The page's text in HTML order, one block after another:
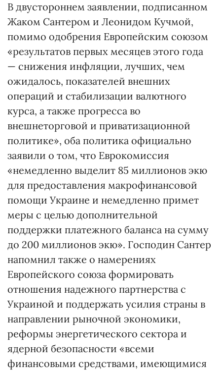
В двустороннем заявлении, подписанном
Жаком Сантером и Леонидом Кучмой,
помимо одобрения Европейским союзом
«результатов первых месяцев этого года
— снижения инфляции, лучших, чем
ожидалось, показателей внешних
операций и стабилизации валютного
курса, а также прогресса во
внешнеторговой и приватизационной
политике», оба политика официально
заявили о том, что Еврокомиссия
«немедленно выделит 85 миллионов экю
для предоставления макрофинансовой
помощи Украине и немедленно примет
меры с целью дополнительной
поддержки платежного баланса на сумму
до 200 миллионов экю». Господин Сантер
напомнил также о намерениях
Европейского союза формировать
отношения надежного партнерства с
Украиной и поддержать усилия страны в
направлении рыночной экономики,
реформы энергетического сектора и
ядерной безопасности «всеми
финансовыми средствами, имеющимися